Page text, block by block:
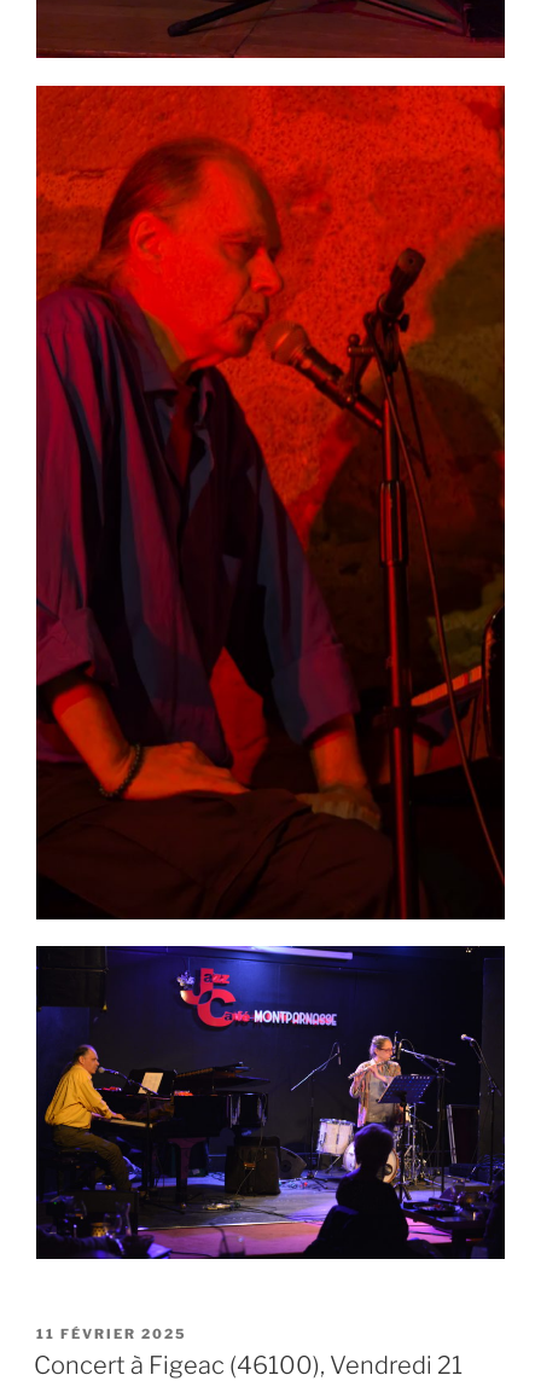
PUBLIÉ
LE
11 FÉVRIER 2025
Concert à Figeac (46100), Vendredi 21